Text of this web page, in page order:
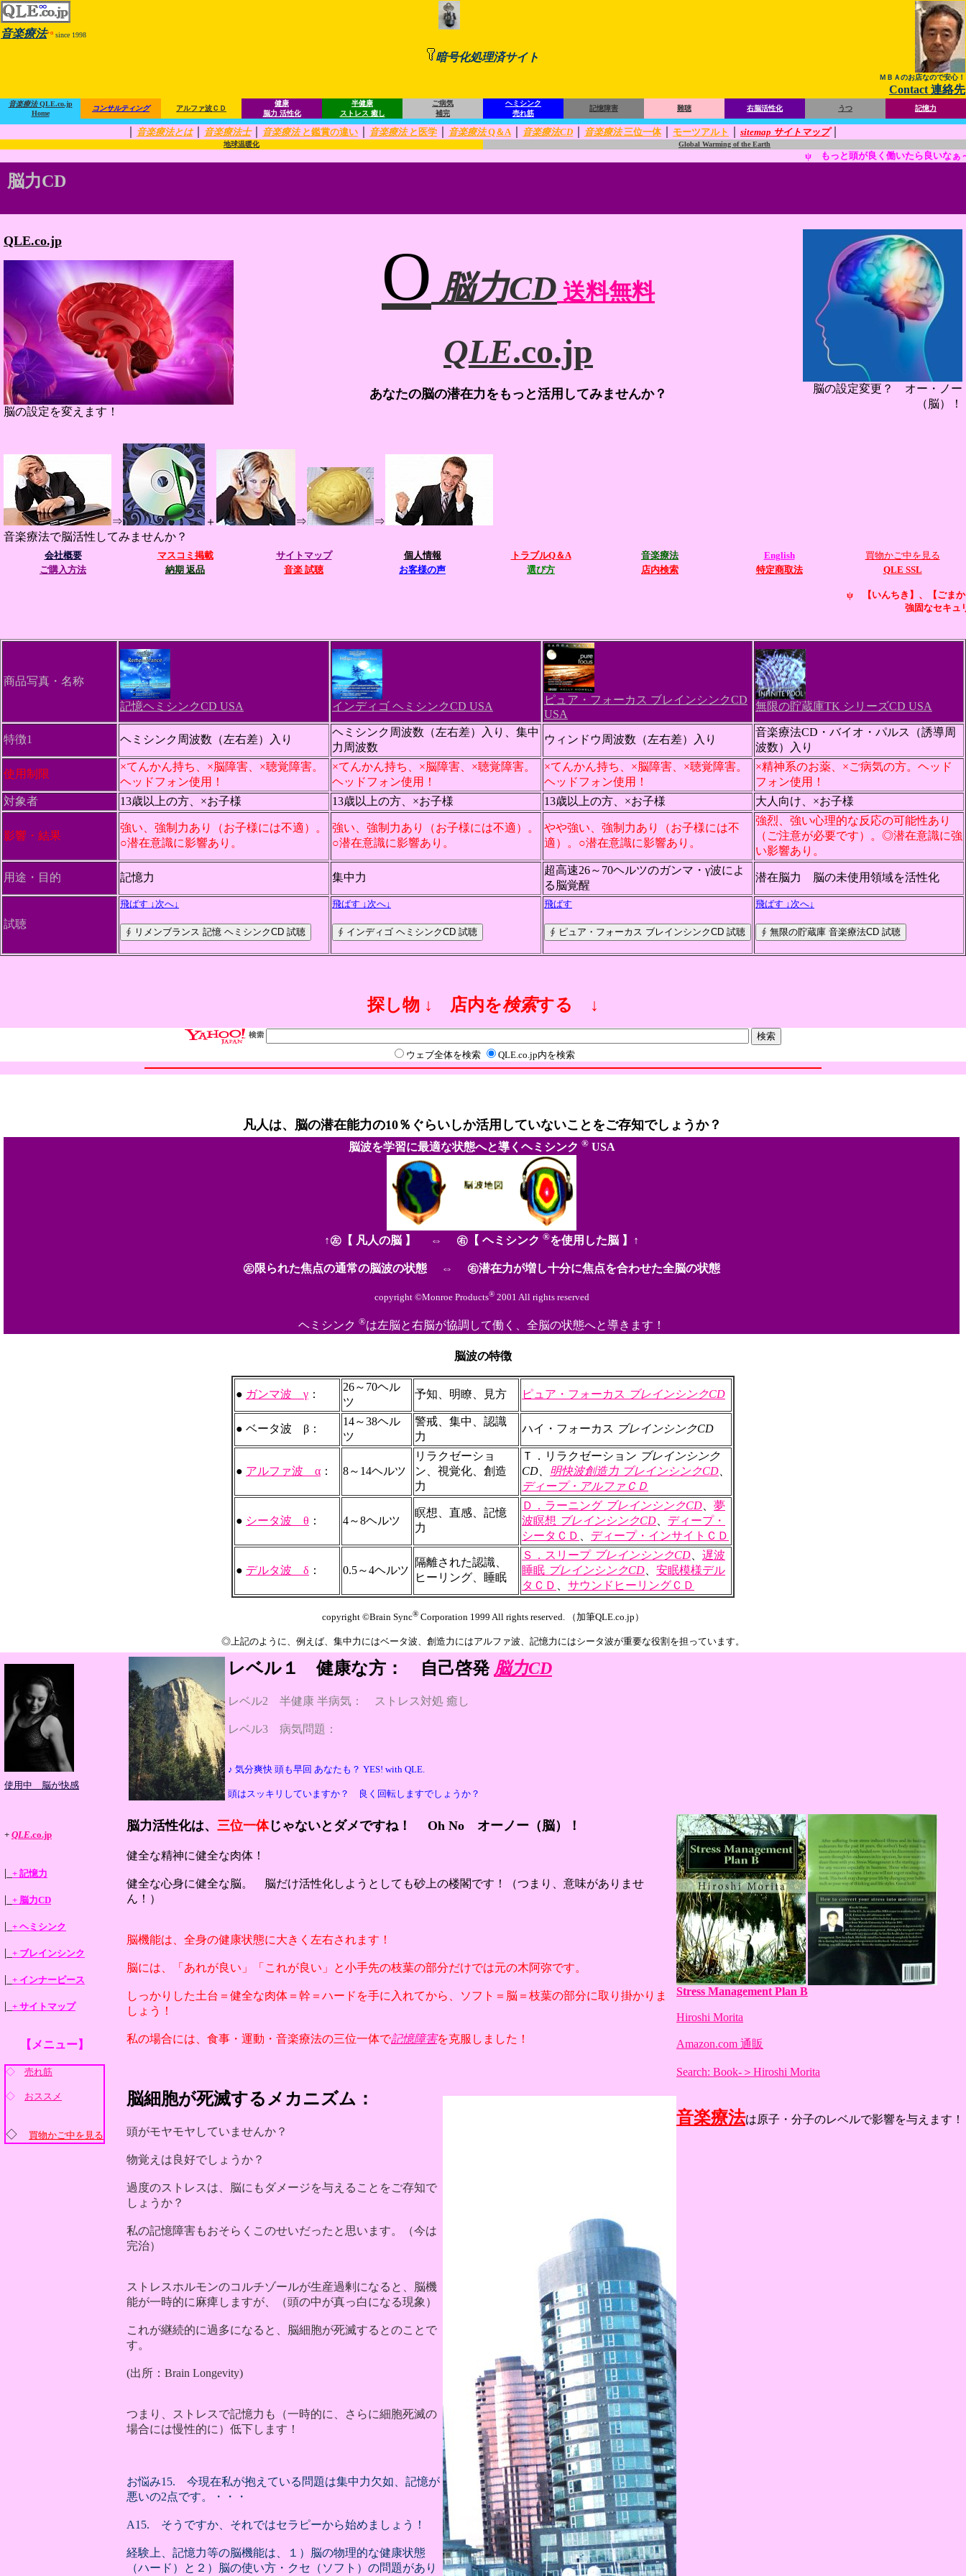
音楽療法+α since 1998
暗号化処理済サイト
ＭＢＡのお店なので安心！
Contact 連絡先
音楽療法QLE.co.jp
Home
コンサルティング アルファ波ＣＤ
健康
脳力 活性化
半健康
ストレス 癒し
ご病気
補完
ヘミシンク
売れ筋
記憶障害 難聴 右脳活性化 うつ 記憶力
音楽療法とは｜ 音楽療法士｜ 音楽療法と鑑賞の違い 音楽療法と医学 音楽療法Q＆A 音楽療法CD 音楽療法三位一体｜ モーツアルト sitemap サイトマップ｜
地球温暖化 Global Warming of the Earth
ψ もっと頭が良く働いたら良いなぁ～と思って
脳力CD
QLE.co.jp
脳の設定を変えます！
O 脳力CD 送料無料
QLE.co.jp
あなたの脳の潜在力をもっと活用してみませんか？
脳の設定変更？ オー・ノー
（脳）！
⇒ ＋ ⇒
⇒
音楽療法で脳活性してみませんか？
会社概要 マスコミ掲載 サイトマップ 個人情報 トラブルQ＆A 音楽療法 English
買物かご中を見る
ご購入方法
納期 返品 音楽 試聴 お客様の声 選び方 店内検索 特定商取法 QLE SSL
ψ 【いんちき】、【ごまかし】一切な
強固なセキュリティ SSL
商品写真・名称
記憶ヘミシンクCD USA インディゴ ヘミシンクCD USA
ピュア・フォーカス ブレインシンクCD
USA
無限の貯蔵庫TK シリーズCD USA
特徴1 ヘミシンク周波数（左右差）入り
ヘミシンク周波数（左右差）入り、集中
力周波数
ウィンドウ周波数（左右差）入り
音楽療法CD・バイオ・パルス（誘導周
波数）入り
使用制限
×てんかん持ち、×脳障害、×聴覚障害。
ヘッドフォン使用！
×てんかん持ち、×脳障害、×聴覚障害。
ヘッドフォン使用！
×てんかん持ち、×脳障害、×聴覚障害。
ヘッドフォン使用！
×精神系のお薬、×ご病気の方。ヘッド
フォン使用！
対象者
13歳以上の方、×お子様 13歳以上の方、×お子様 13歳以上の方、×お子様 大人向け、×お子様
影響・結果
強い、強制力あり（お子様には不適）。
○潜在意識に影響あり。
強い、強制力あり（お子様には不適）。
○潜在意識に影響あり。
やや強い、強制力あり（お子様には不
適）。○潜在意識に影響あり。
強烈、強い心理的な反応の可能性あり
（ご注意が必要です）。◎潜在意識に強
い影響あり。
用途・目的 記憶力 集中力
超高速26～70ヘルツのガンマ・γ波によ
る脳覚醒
潜在脳力 脳の未使用領域を活性化
試聴
飛ばす ↓次へ↓ 飛ばす ↓次へ↓ 飛ばす 飛ばす ↓次へ↓
探し物 ↓ 店内を検索する ↓
ウェブ全体を検索 QLE.co.jp内を検索
凡人は、脳の潜在能力の10％ぐらいしか活用していないことをご存知でしょうか？
脳波を学習に最適な状態へと導くヘミシンク ®USA
↑㊧【 凡人の脳 】 ⇔ ㊨【 ヘミシンク ®を使用した脳 】↑
㊧限られた焦点の通常の脳波の状態 ⇔ ㊨潜在力が増し十分に焦点を合わせた全脳の状態
copyright ©Monroe Products®2001 All rights reserved
ヘミシンク ®は左脳と右脳が協調して働く、全脳の状態へと導きます！
脳波の特徴
● ガンマ波 γ ：
26～70ヘル
ツ
予知、明瞭、見方 ピュア・フォーカス ブレインシンクCD
● ベータ波 β：
14～38ヘル
ツ
警戒、集中、認識
力
ハイ・フォーカス ブレインシンクCD
● アルファ波 α ： 8～14ヘルツ
リラクゼーショ
ン、視覚化、創造
力
Ｔ．リラクゼーション ブレインシンク
CD、 明快波創造力 ブレインシンクCD、
ディープ・アルファＣＤ
● シータ波 θ ： 4～8ヘルツ
瞑想、直感、記憶
力
Ｄ．ラーニング ブレインシンクCD
夢
波瞑想 ブレインシンクCD
ディープ・
シータＣＤ
ディープ・インサイトＣＤ
● デルタ波 δ ： 0.5～4ヘルツ
隔離された認識、
ヒーリング、睡眠
Ｓ．スリープ ブレインシンクCD
遅波
睡眠 ブレインシンクCD
安眠模様デル
タＣＤ
サウンドヒーリングＣＤ
copyright ©Brain Sync® Corporation 1999 All rights reserved. （加筆QLE.co.jp）
◎上記のように、例えば、集中力にはベータ波、創造力にはアルファ波、記憶力にはシータ波が重要な役割を担っています。
使用中 脳が快感
+ QLE.co.jp
|_ + 記憶力
|_ + 脳力CD
|_ + ヘミシンク
|_ + ブレインシンク
|_ + インナーピース
|_ + サイトマップ
【メニュー】
◇ 売れ筋
◇ おススメ
◇ 買物かご中を見る
レベル１ 健康な方： 自己啓発 脳力CD
レベル2 半健康 半病気： ストレス対処 癒し
レベル3 病気問題：
♪ 気分爽快 頭も早回 あなたも？ YES! with QLE.
頭はスッキリしていますか？ 良く回転しますでしょうか？
Stress Management Plan B
Hiroshi Morita
Amazon.com 通販
Search: Book-＞Hiroshi Morita
音楽療法は原子・分子のレベルで影響を与えます！
脳力活性化は、 三位一体じゃないとダメですね！ Oh No オーノー（脳）！
健全な精神に健全な肉体！
健全な心身に健全な脳。 脳だけ活性化しようとしても砂上の楼閣です！（つまり、意味がありませ
ん！）
脳機能は、全身の健康状態に大きく左右されます！
脳には、「あれが良い」「これが良い」と小手先の枝葉の部分だけでは元の木阿弥です。
しっかりした土台＝健全な肉体＝幹＝ハードを手に入れてから、ソフト＝脳＝枝葉の部分に取り掛かりま
しょう！
私の場合には、食事・運動・音楽療法の三位一体で記憶障害を克服しました！
脳細胞が死滅するメカニズム：
頭がモヤモヤしていませんか？
物覚えは良好でしょうか？
過度のストレスは、脳にもダメージを与えることをご存知で
しょうか？
私の記憶障害もおそらくこのせいだったと思います。（今は
完治）
ストレスホルモンのコルチゾールが生産過剰になると、脳機
能が一時的に麻痺しますが、（頭の中が真っ白になる現象）
これが継続的に過多になると、脳細胞が死滅するとのことで
す。
(出所：Brain Longevity)
つまり、ストレスで記憶力も（一時的に、さらに細胞死滅の
場合には慢性的に）低下します！
お悩み15. 今現在私が抱えている問題は集中力欠如、記憶が
悪いの2点です。・・・
A15. そうですか、それではセラピーから始めましょう！
経験上、記憶力等の脳機能は、１）脳の物理的な健康状態
（ハード）と２）脳の使い方・クセ（ソフト）の問題があり